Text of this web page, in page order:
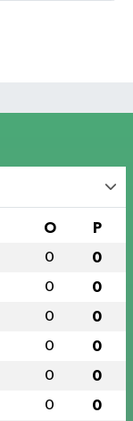
O P
0 0
0 0
0 0
0 0
0 0
0 0